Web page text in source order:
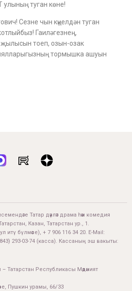
туган көне!
Сезне чын күңелдән туган
Гаиләгезнең,
җылысын тоеп, озын-озак
тормышка ашуын
Татар дәүләт драма һәм комедия
Казан, Татарстан ур., 1.
итү бүлмәсе), + 7 906 116 34 20. E-Mail:
293-03-74 (касса). Кассаның эш вакыты:
– Татарстан Республикасы Мәдәният
Пушкин урамы, 66/33